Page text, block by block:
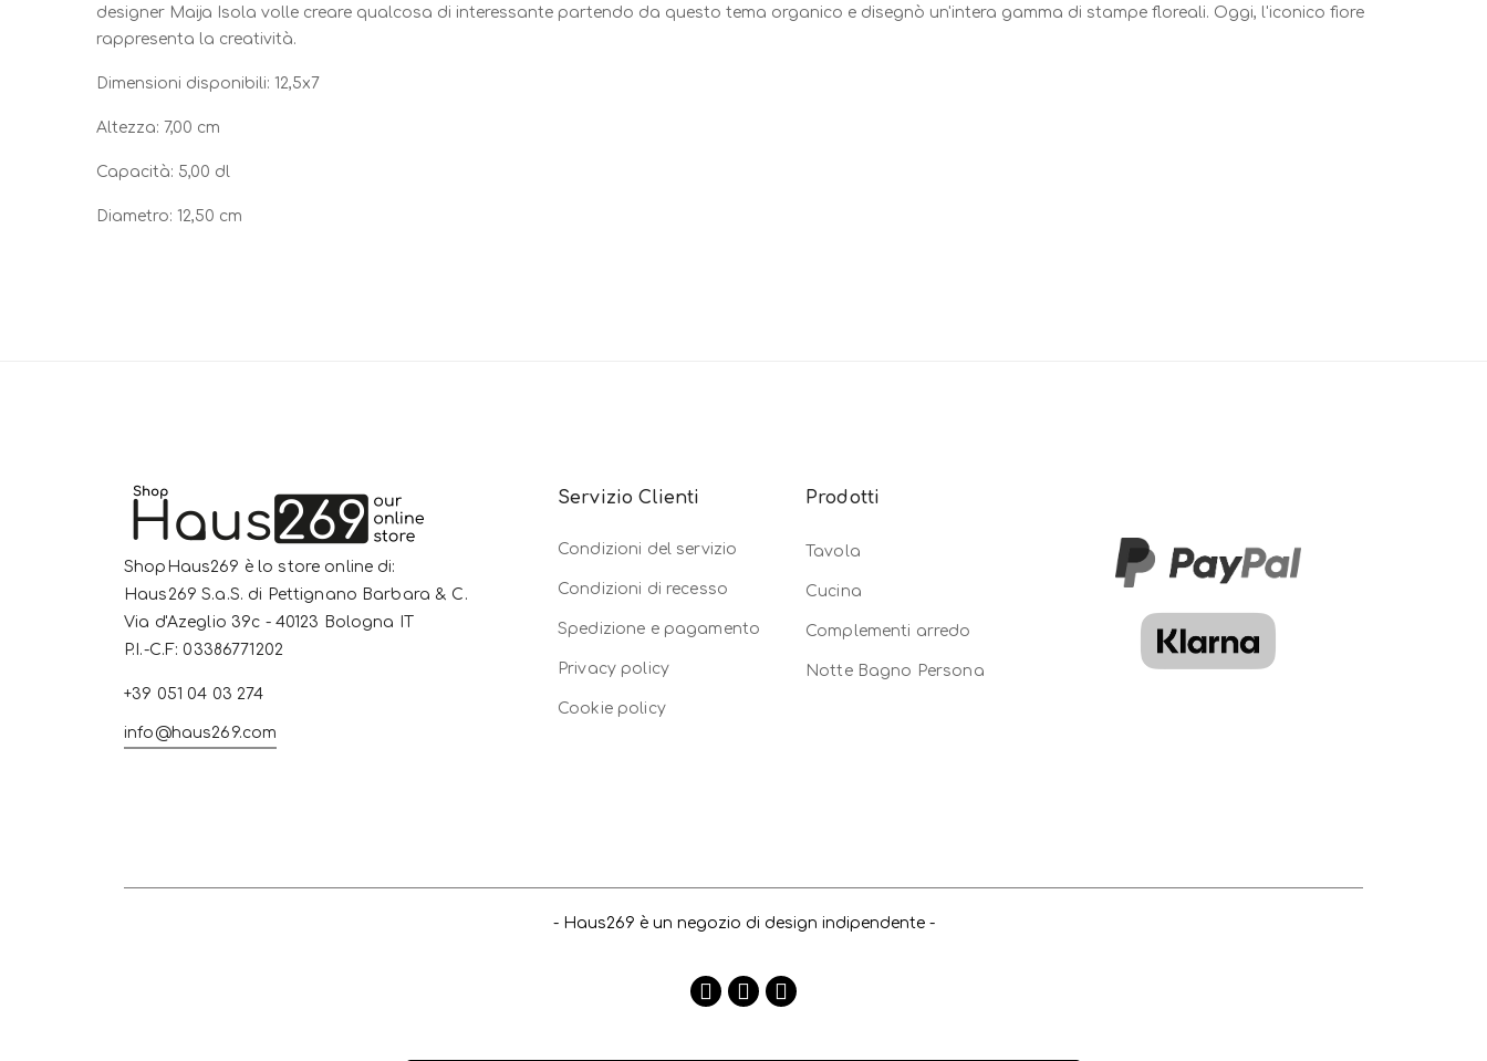
designer Maija Isola volle creare qualcosa di interessante partendo da questo tema organico e disegnò un'intera gamma di stampe floreali. Oggi, l'iconico fiore
rappresenta la creatività.
Dimensioni disponibili: 12,5x7
Altezza: 7,00 cm
Capacità: 5,00 dl
Diametro: 12,50 cm
ShopHaus269 è lo store online di:
Haus269 S.a.S. di Pettignano Barbara & C.
Via d'Azeglio 39c - 40123 Bologna IT
P.I.-C.F: 03386771202
+39 051 04 03 274
info@haus269.com
Servizio Clienti
Condizioni del servizio
Condizioni di recesso
Spedizione e pagamento
Privacy policy
Cookie policy
Prodotti
Tavola
Cucina
Complementi arredo
Notte Bagno Persona
- Haus269 è un negozio di design indipendente -